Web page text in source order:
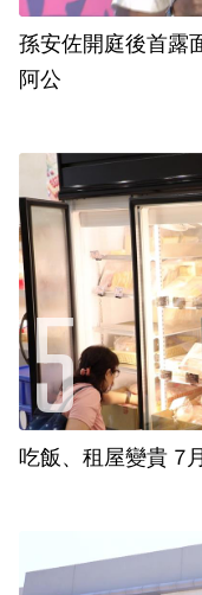
孫安佐開庭後首
阿公
吃飯、租屋變貴 7